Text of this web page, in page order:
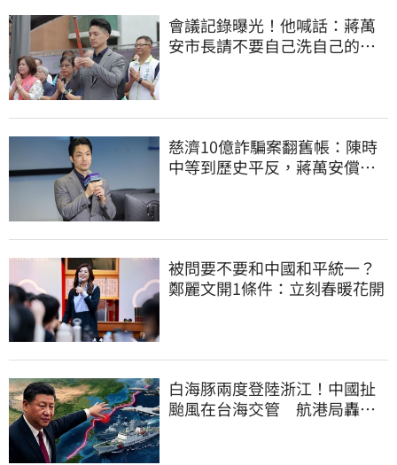
會議記錄曝光！他喊話：蔣萬
安市長請不要自己洗自己的記
慈濟10億詐騙案翻舊帳：陳時
中等到歷史平反，蔣萬安償還
被問要不要和中國和平統一？
鄭麗文開1條件：立刻春暖花開
白海豚兩度登陸浙江！中國扯
颱風在台海交管 航港局轟：